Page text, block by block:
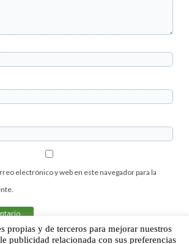
electrónico y web en este navegador para la
propias y de terceros para mejorar nuestros
publicidad relacionada con sus preferencias